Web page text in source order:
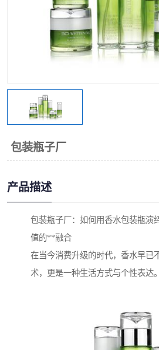
包装瓶子厂
产品描述
包装瓶子厂：如何用香水包装瓶演
值的**融合
在当今消费升级的时代，香水早已
术，更是一种生活方式与个性表达。